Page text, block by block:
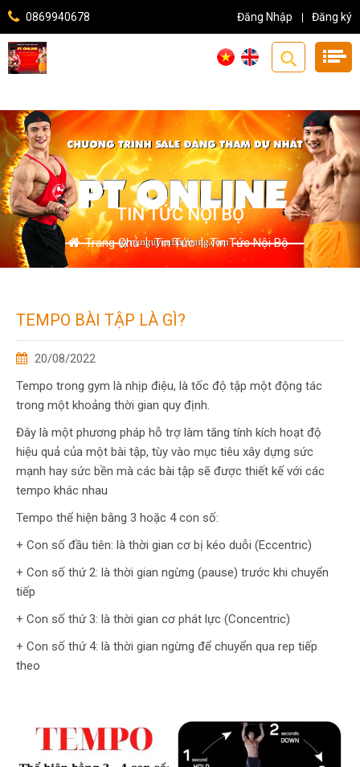
0869940678 Đăng Nhập Đăng ký
TIN TỨC NỘI BỘ
Trang Chủ | Tin Tức | Tin Tức Nội Bộ
TEMPO BÀI TẬP LÀ GÌ?
20/08/2022
Tempo trong gym là nhịp điệu, là tốc độ tập một động tác
trong một khoảng thời gian quy định.
Đây là một phương pháp hỗ trợ làm tăng tính kích hoạt độ
hiệu quả của một bài tập, tùy vào mục tiêu xây dựng sức
mạnh hay sức bền mà các bài tập sẽ được thiết kế với các
tempo khác nhau
Tempo thể hiện bằng 3 hoặc 4 con số:
+ Con số đầu tiên: là thời gian cơ bị kéo duỗi (Eccentric)
+ Con số thứ 2: là thời gian ngừng (pause) trước khi chuyển
tiếp
+ Con số thứ 3: là thời gian cơ phát lực (Concentric)
+ Con số thứ 4: là thời gian ngừng để chuyển qua rep tiếp
theo